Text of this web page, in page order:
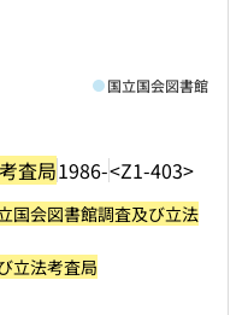
査局1986-<Z1-403>
国立国会図書館
国会図書館調査及び立法
立法考査局